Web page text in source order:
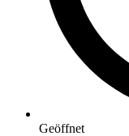
Geöffnet